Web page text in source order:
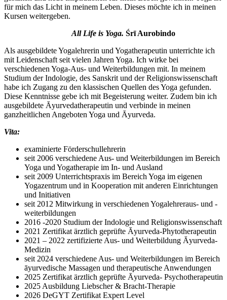
für mich das Licht in meinem Leben. Dieses möchte ich in meinen
Kursen weitergeben.
All Life is Yoga. Śrī Aurobindo
Als ausgebildete Yogalehrerin und Yogatherapeutin unterrichte ich
mit Leidenschaft seit vielen Jahren Yoga. Ich wirke bei
verschiedenen Yoga-Aus- und Weiterbildungen mit. In meinem
Studium der Indologie, des Sanskrit und der Religionswissenschaft
habe ich Zugang zu den klassischen Quellen des Yoga gefunden.
Diese Kenntnisse gebe ich mit Begeisterung weiter. Zudem bin ich
ausgebildete Āyurvedatherapeutin und verbinde in meinen
ganzheitlichen Angeboten Yoga und Āyurveda.
Vita:
examinierte Förderschullehrerin
seit 2006 verschiedene Aus- und Weiterbildungen im Bereich
Yoga und Yogatherapie im In- und Ausland
seit 2009 Unterrichtspraxis im Bereich Yoga im eigenen
Yogazentrum und in Kooperation mit anderen Einrichtungen
und Initiativen
seit 2012 Mitwirkung in verschiedenen Yogalehreraus- und -
weiterbildungen
2016 -2020 Studium der Indologie und Religionswissenschaft
2021 Zertifikat ärztlich geprüfte Āyurveda-Phytotherapeutin
2021 – 2022 zertifizierte Aus- und Weiterbildung Āyurveda-
Medizin
seit 2024 verschiedene Aus- und Weiterbildungen im Bereich
āyurvedische Massagen und therapeutische Anwendungen
2025 Zertifikat ärztlich geprüfte Āyurveda- Psychotherapeutin
2025 Ausbildung Liebscher & Bracht-Therapie
2026 DeGYT Zertifikat Expert Level